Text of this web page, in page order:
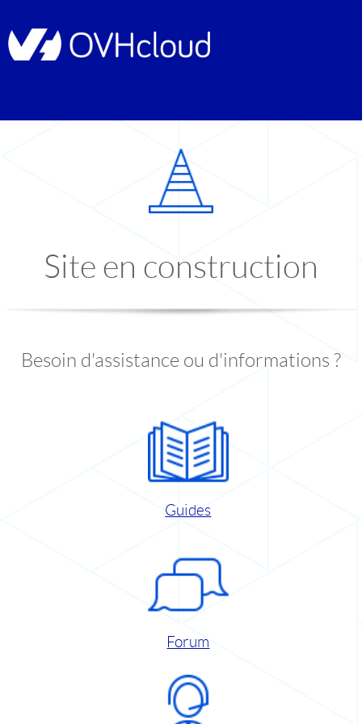
Site en construction
Besoin d'assistance ou d'informations ?
Guides
Forum